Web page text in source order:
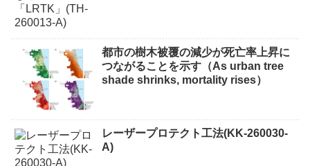
都市の樹木被覆の減少が死亡率上昇に
つながることを示す（As urban tree
shade shrinks, mortality rises）
レーザープロテクト⼯法(KK-260030-
A)